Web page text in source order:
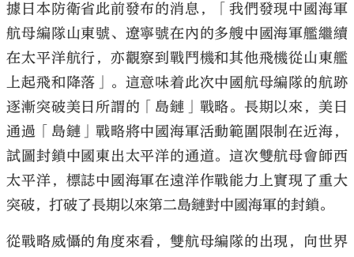
據日本防衛省此前發布的消息，「我們發現中國海軍
航母編隊山東號、遼寧號在內的多艘中國海軍艦繼續
在太平洋航行，亦觀察到戰鬥機和其他飛機從山東艦
上起飛和降落」。這意味着此次中國航母編隊的航跡
逐漸突破美日所謂的「島鏈」戰略。長期以來，美日
通過「島鏈」戰略將中國海軍活動範圍限制在近海，
試圖封鎖中國東出太平洋的通道。這次雙航母會師西
太平洋，標誌中國海軍在遠洋作戰能力上實現了重大
突破，打破了長期以來第二島鏈對中國海軍的封鎖。
從戰略威懾的角度來看，雙航母編隊的出現，向世界